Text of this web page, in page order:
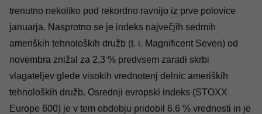
trenutno nekoliko pod rekordno ravnijo iz prve polovice
januarja. Nasprotno se je indeks največjih sedmih
ameriških tehnoloških družb (t. i. Magnificent Seven) od
novembra znižal za 2,3 % predvsem zaradi skrbi
vlagateljev glede visokih vrednotenj delnic ameriških
tehnoloških družb. Osrednji evropski indeks (STOXX
Europe 600) je v tem obdobju pridobil 6,6 % vrednosti in je